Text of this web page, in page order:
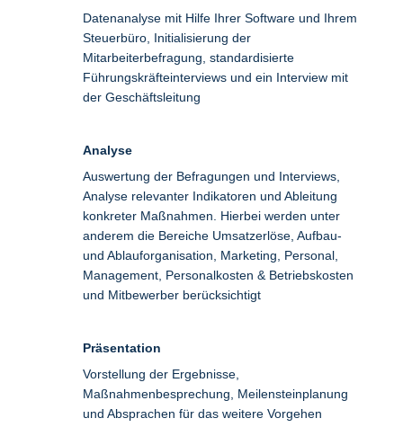
Datenanalyse mit Hilfe Ihrer Software und Ihrem
Steuerbüro, Initialisierung der
Mitarbeiterbefragung, standardisierte
Führungskräfteinterviews und ein Interview mit
der Geschäftsleitung
Analyse
Auswertung der Befragungen und Interviews,
Analyse relevanter Indikatoren und Ableitung
konkreter Maßnahmen. Hierbei werden unter
anderem die Bereiche Umsatzerlöse, Aufbau-
und Ablauforganisation, Marketing, Personal,
Management, Personalkosten & Betriebskosten
und Mitbewerber berücksichtigt
Präsentation
Vorstellung der Ergebnisse,
Maßnahmenbesprechung, Meilensteinplanung
und Absprachen für das weitere Vorgehen